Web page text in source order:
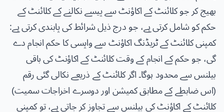
بھیج کر جو کلائنٹ کے اکاؤنٹ سے پیسے نکالنے کے کلائنٹ کے
حکم کو شامل کرتی ہے، جو درج ذیل شرائط کی پابندی کرتی ہے:
کمپنی کلائنٹ کے ٹریڈنگ اکاؤنٹ سے واپسی کا حکم انجام دے
گی، جو حکم کے انجام کے وقت کلائنٹ کے اکاؤنٹ کی باقی
بیلنس سے محدود ہوگا۔ اگر کلائنٹ کے ذریعے نکالی گئی رقم
(اس ضابطے کے مطابق کمیشن اور دوسرے اخراجات سمیت)
کلائنٹ کے اکاؤنٹ کی بیلنس سے تجاوز کر جاتی ہے، تو کمپنی